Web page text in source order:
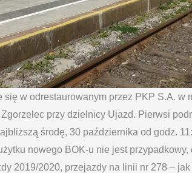
się w odrestaurowanym przez PKP S.A. w
przy dzielnicy Ujazd. Pierwsi
środę, 30 października od godz.
nowego BOK-u nie jest przypadkowy,
2019/2020, przejazdy na linii nr 278 –